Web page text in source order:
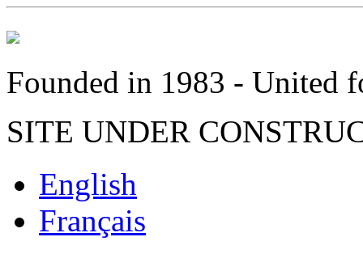
Founded in 1983 - United
SITE UNDER
English
Français